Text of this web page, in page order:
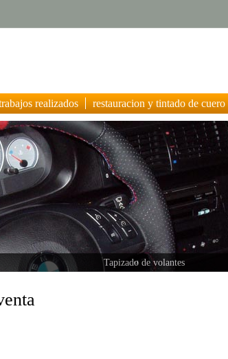
realizados restauracion y tintado de cuero
Tapizado de volantes